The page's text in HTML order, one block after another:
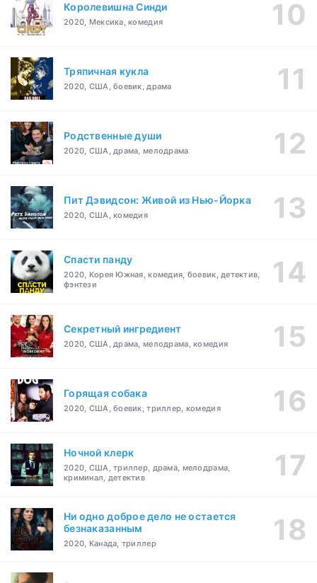
Королевишна Синди
2020, Мексика, комедия
Тряпичная кукла
2020, США, боевик, драма
Родственные души
2020, США, драма, мелодрама
Пит Дэвидсон: Живой из Нью-Йорка
2020, США, комедия
Спасти панду
2020, Корея Южная, комедия, боевик, детектив,
фэнтези
Секретный ингредиент
2020, США, драма, мелодрама, комедия
Горящая собака
2020, США, боевик, триллер, комедия
Ночной клерк
2020, США, триллер, драма, мелодрама,
криминал, детектив
Ни одно доброе дело не остается
безнаказанным
2020, Канада, триллер